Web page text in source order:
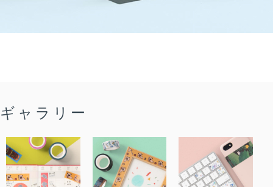
ギャラリー